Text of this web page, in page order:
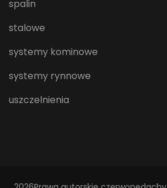
spalin
stalowe
systemy kominowe
systemy rynnowe
uszczelnienia